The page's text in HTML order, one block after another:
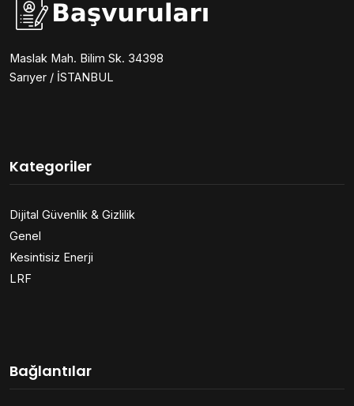
Maslak Mah. Bilim Sk. 34398
Sarıyer / İSTANBUL
Kategoriler
Dijital Güvenlik & Gizlilik
Genel
Kesintisiz Enerji
LRF
Bağlantılar